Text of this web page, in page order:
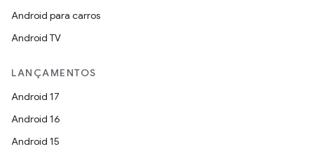
Android para carros
Android TV
LANÇAMENTOS
Android 17
Android 16
Android 15